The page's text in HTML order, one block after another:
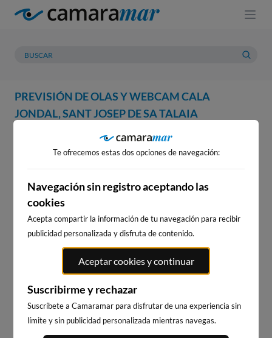
PREVISIÓN DE OLAS Y WEBCAM CALA
JONDAL, SANT JOSEP DE SA TALAIA
PREVISIÓN METEOROLOGÍA
WEBCAM CALA JONDAL, SANT
JOSEP DE SA TALAIA
WEBCAMS CERCANAS
Te ofrecemos estas dos opciones de navegación:
Navegación sin registro aceptando las
cookies
Acepta compartir la información de tu navegación para recibir
publicidad personalizada y disfruta de contenido.
Aceptar cookies y continuar
Suscribirme y rechazar
Suscríbete a Camaramar para disfrutar de una experiencia sin
límite y sin publicidad personalizada mientras navegas.